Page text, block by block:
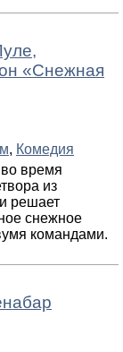
«Снежная
, Комедия
время
из
решает
снежное
командами.